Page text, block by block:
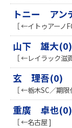
トニー アン
［ ←イトゥアーノ
山下 雄大(0)
［ ←レイラック滋
玄 理吾(0)
［ ←栃木SC／期
重廣 卓也(0)
［ ←名古屋 ]